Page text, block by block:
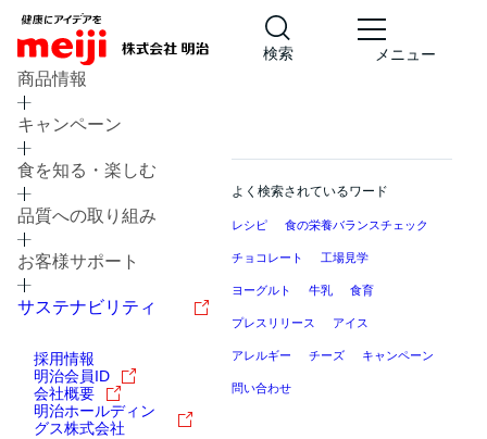
検索 メニュー
商品情報
キャンペーン
食を知る・楽しむ
品質への取り組み
お客様サポート
サステナビリティ
採用情報
明治会員ID
会社概要
明治ホールディン
グス株式会社
よく検索されているワード
レシピ 食の栄養バランスチェック
チョコレート 工場見学
ヨーグルト 牛乳 食育
プレスリリース アイス
アレルギー チーズ キャンペーン
問い合わせ